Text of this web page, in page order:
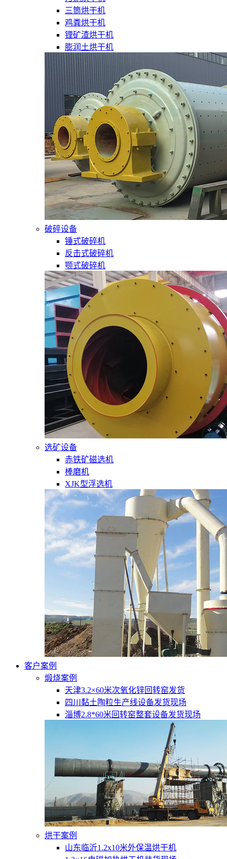
三筒烘干机
鸡粪烘干机
锂矿渣烘干机
膨润土烘干机
破碎设备
锤式破碎机
反击式破碎机
颚式破碎机
选矿设备
赤铁矿磁选机
棒磨机
XJK型浮选机
客户案例
煅烧案例
天津3.2×60米次氧化锌回转窑发货
四川黏土陶粒生产线设备发货现场
淄博2.8*60米回转窑整套设备发货现场
烘干案例
山东临沂1.2x10米外保温烘干机